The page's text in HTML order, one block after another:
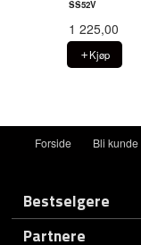
SS52V
1 225,00
Kjøp
Forside Bli kunde
Bestselgere
Partnere